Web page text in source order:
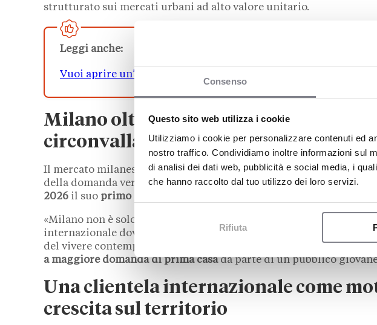
Consenso
Questo sito web utilizza i cookie
Utilizziamo i cookie per personalizzare contenuti ed
nostro traffico. Condividiamo inoltre informazioni sul
di analisi dei dati web, pubblicità e social media, i
che hanno raccolto dal tuo utilizzo dei loro servizi.
Rifiuta
strutturato sui mercati urbani ad alto valore unitario.
Leggi anche:
Vuoi aprire un’agenzia immobiliare nel 2026? Ecco una guida
Milano oltre il centro: il primo shop
circonvallazioni esterne
Il mercato milanese si muove oltre il perimetro storico. La crescita
della domanda verso le zone semicentrali hanno convintoEngel &
2026 il suo primo punto vendita diretto sui viali della
«Milano non è solo un mercato strategico», precisa
internazionale dove l’immobiliare dialoga sempre più con lo stile
del vivere contemporaneo.» Un posizionamento che spinge il
a maggiore domanda di prima casada parte di un pubblico
Una clientela internazionale come
crescita sul territorio